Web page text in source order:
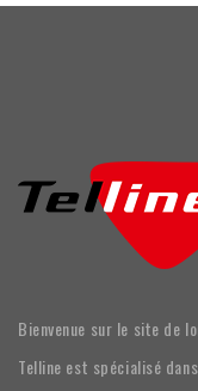
Bienvenue sur le site de
Telline est spécialisé